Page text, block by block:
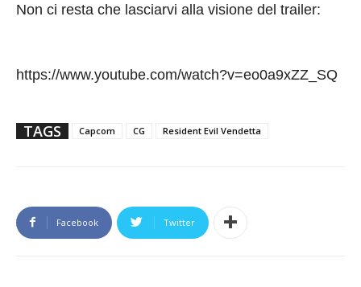
Non ci resta che lasciarvi alla visione del trailer:
https://www.youtube.com/watch?v=eo0a9xZZ_SQ
TAGS Capcom CG Resident Evil Vendetta
Facebook Twitter